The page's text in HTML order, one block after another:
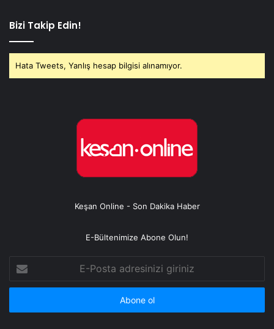
Bizi Takip Edin!
Hata Tweets, Yanlış hesap bilgisi alınamıyor.
Keşan Online - Son Dakika Haber
E-Bültenimize Abone Olun!
Posta
adresinizi